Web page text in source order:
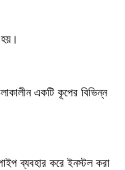
হয়।
একটি কূপের বিভিন্ন
ব্যবহার করে ইনস্টল করা